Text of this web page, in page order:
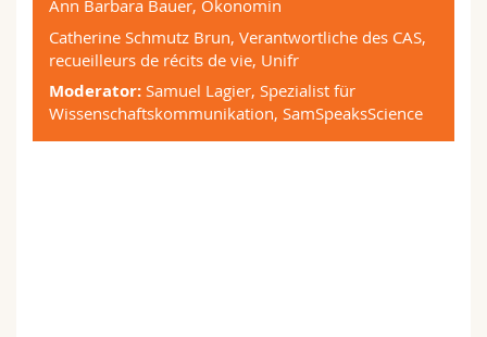
Ann Barbara Bauer, Ökonomin
Catherine Schmutz Brun, Verantwortliche des CAS,
recueilleurs de récits de vie, Unifr
Moderator: Samuel Lagier, Spezialist für
Wissenschaftskommunikation, SamSpeaksScience